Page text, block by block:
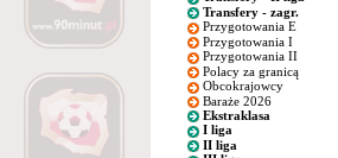
Transfery - zagr.
Przygotowania E
Przygotowania I
Przygotowania II
Polacy za granicą
Obcokrajowcy
Baraże 2026
Ekstraklasa
I liga
II liga